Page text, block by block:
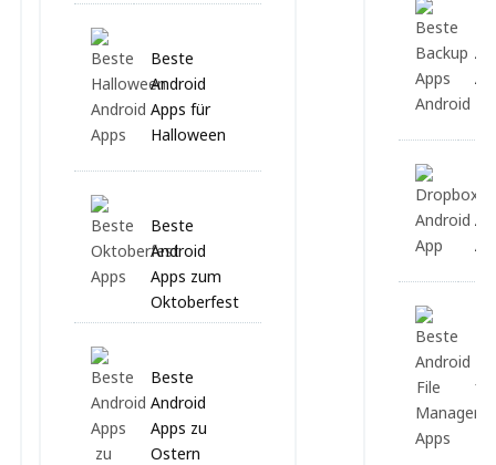
Beste
Android
Apps für
Halloween
Beste
Android
Apps zum
Oktoberfest
Beste
Android
Apps zu
Ostern